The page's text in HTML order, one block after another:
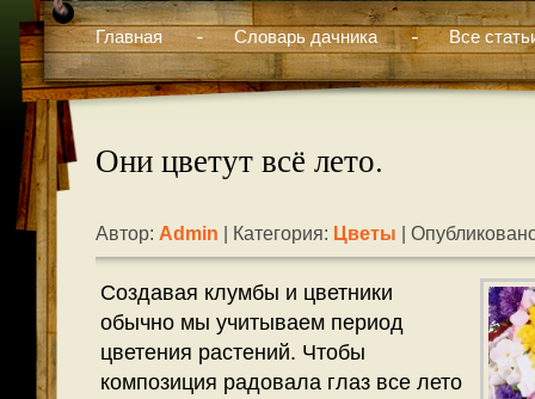
Главная Словарь дачника Все
Они цветут всё лето.
Автор: Admin | Категория: Цветы |
Создавая клумбы и цветники
обычно мы учитываем период
цветения растений. Чтобы
композиция радовала глаз все лето